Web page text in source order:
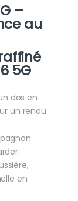
–
au
5G
dos en
un rendu
en